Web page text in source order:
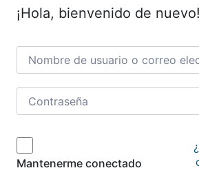
¡Hola, bienvenido de nuevo!
Mantenerme conectado